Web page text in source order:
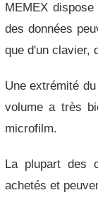
MEMEX
des données
que d'un clavier,
Une extrémité
volume a très
microfilm.
La plupart des
achetés et